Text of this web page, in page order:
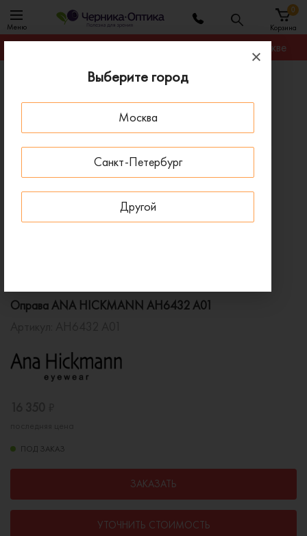
Выберите город
Москва
Санкт-Петербург
Другой
Меню Корзина
0
Гарантируем лучшую цену на любую оправу в Москве
Оправы для очков
Оправа ANA HICKMANN AH6432 A01
Оправа ANA HICKMANN AH6432 A01
ПОД ЗАКАЗ
ЗАКАЗАТЬ
УТОЧНИТЬ СТОИМОСТЬ
ПОД ЗАКАЗ